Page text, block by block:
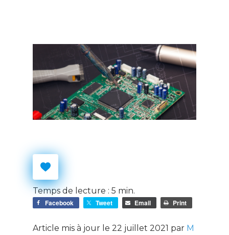
Temps de lecture : 5 min.
Facebook Tweet Email Print
Article mis à jour le 22 juillet 2021 par M